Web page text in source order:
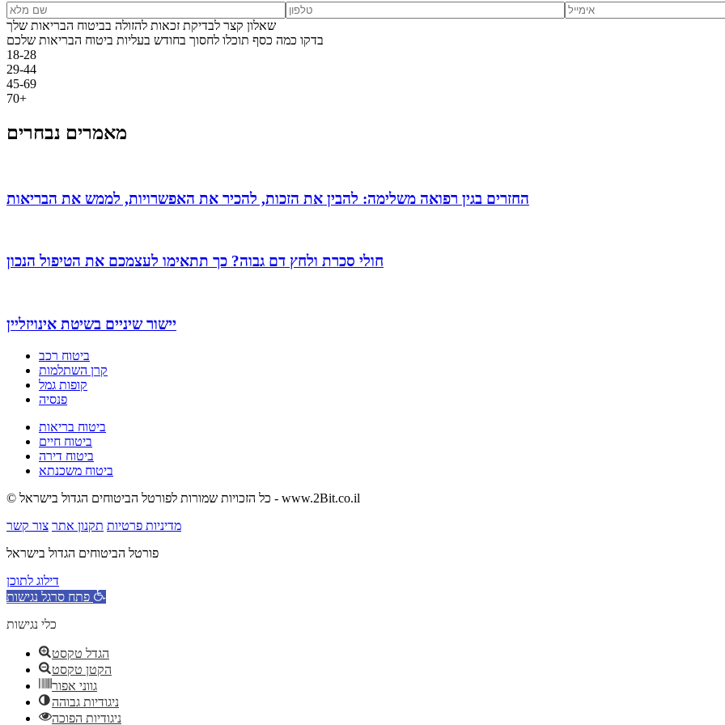
שאלון קצר לבדיקת זכאות להזולה בביטוח הבריאות שלך
בדקו כמה כסף תוכלו לחסוך בחודש בעליות ביטוח הבריאות שלכם
18-28
29-44
45-69
70+
מאמרים נבחרים
החזרים בגין רפואה משלימה: להבין את הזכות, להכיר את האפשרויות, לממש את הבריאות
חולי סכרת ולחץ דם גבוה? כך תתאימו לעצמכם את הטיפול הנכון
יישור שיניים בשיטת אינויזליין
ביטוח רכב
קרן השתלמות
קופות גמל
פנסיה
ביטוח בריאות
ביטוח חיים
ביטוח דירה
ביטוח משכנתא
© כל הזכויות שמורות לפורטל הביטוחים הגדול בישראל - www.2Bit.co.il
מדיניות פרטיות תקנון אתר צור קשר
פורטל הביטוחים הגדול בישראל
דילוג לתוכן
פתח סרגל נגישות
כלי נגישות
הגדל טקסט
הקטן טקסט
גווני אפור
ניגודיות גבוהה
ניגודיות הפוכה